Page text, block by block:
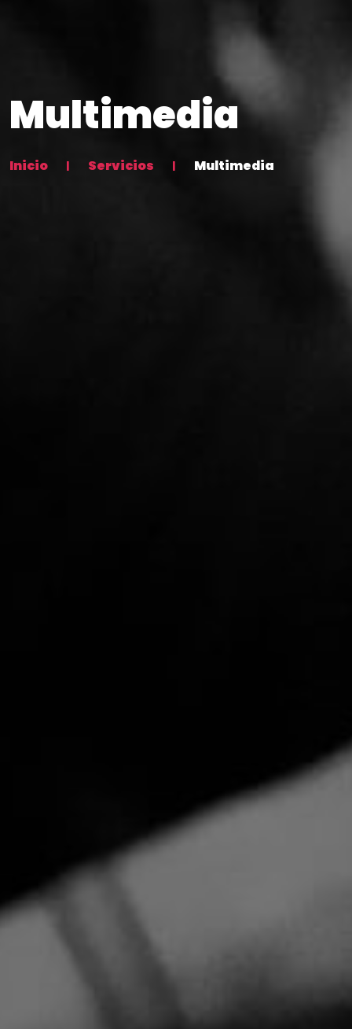
Multimedia
Inicio Servicios Multimedia